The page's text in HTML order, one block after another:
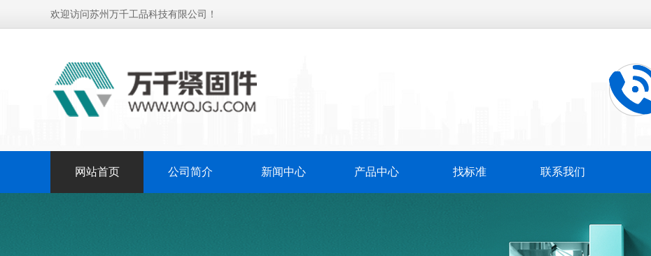
欢迎访问苏州万千工品科技有限公司！
网站首页 公司简介 新闻中心 产品中心 找标准 联系我们